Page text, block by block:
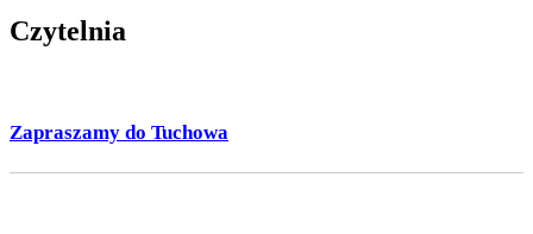
Czytelnia
Zapraszamy do Tuchowa